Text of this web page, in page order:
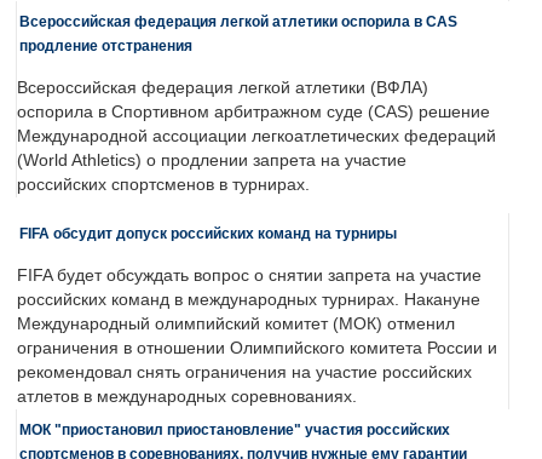
Всероссийская федерация легкой атлетики оспорила в CAS
продление отстранения
Всероссийская федерация легкой атлетики (ВФЛА)
оспорила в Спортивном арбитражном суде (CAS) решение
Международной ассоциации легкоатлетических федераций
(World Athletics) о продлении запрета на участие
российских спортсменов в турнирах.
FIFA обсудит допуск российских команд на турниры
FIFA будет обсуждать вопрос о снятии запрета на участие
российских команд в международных турнирах. Накануне
Международный олимпийский комитет (МОК) отменил
ограничения в отношении Олимпийского комитета России и
рекомендовал снять ограничения на участие российских
атлетов в международных соревнованиях.
МОК "приостановил приостановление" участия российских
спортсменов в соревнованиях, получив нужные ему гарантии